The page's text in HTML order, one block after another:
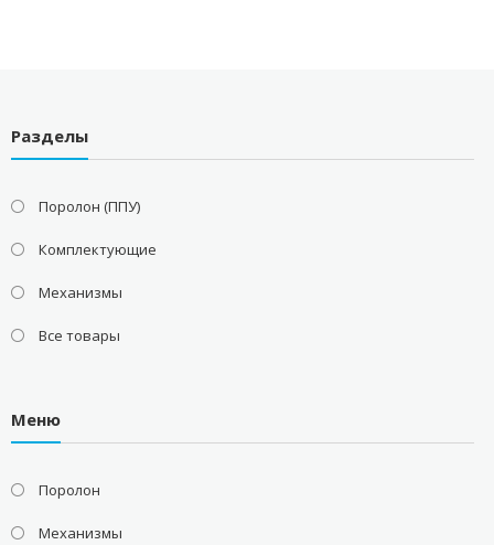
Разделы
Поролон (ППУ)
Комплектующие
Механизмы
Все товары
Меню
Поролон
Механизмы